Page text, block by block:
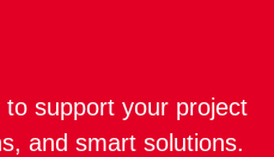
support your project
and smart solutions.